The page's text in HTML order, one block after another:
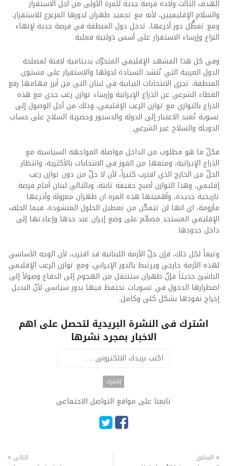
الهدف الثالث ولادة فرصة جدية للمرة الأولى من أجل الاستقرار
والسلام الإقليميين، لأنه مع تجميد طهران لدورها المزعزع للاستقرار،
ومع تعطُّل دور أذرعها، تدخل دول المنطقة في فرصة جدية لإنهاء
النزاع وإرساء الاستقرار على أسس دَولتية فعلية.
وفي كل هذا المشهد الإقليمي المتحرِّك بدينامية لافتة لمصلحة
الدول العربية التي تُنشد السيادة لدولها والاستقرار على مستوى
المنطقة، تجري الانتخابات النيابية في لبنان التي من أبرز مهامها رفع
الغطاء الشرعي عن الذراع الإيرانية وإرساء توازن رعب جدي مع هذه
الذراع بالتوازي مع توازن الرعب الإقليمي، وذلك من أجل الوصول إلى
تسوية تُعيد الاعتبار إلى الدولة والدستور وحصرية السلاح على حساب
الدويلة والسلاح غير الشرعي.
فجُلّ ما هو مطلوب من الداخل مواصلة المواجهة السياسية مع
الذراع الإيرانية، ومنعها من الفوز في الانتخابات بالأكثرية، وانتظار
الحلّ من الخارج الذي اقترب كثيراً، لأن لا حلّ من دون توازن رعب
إقليمي، وهذا التوازن أصبح حقيقة ثابتة، وبالتالي لبنان أمام فرصة
تاريخية جديدة، وأهميتها هذه المرة ان طهران معزولة وأذرعها
مأزومة، اي انها لن تتمكّن من تعطيل الحلول المنشودة، فيما الحلف
الإقليمي المستجد مصمِّم على وضع إيران عند حدها وإعادتها إلى
داخل حدودها.
وتبعاً لكل ذلك، فإن حلّ الأزمة اللبنانية قد اقترب، لأن الوجه الأساسي
لهذه الأزمة خارجي ويرتبط بالدور الإيراني، ومع توازن الرعب الإقليمي
الناشئ حديثاً فإنّ طهران ستنتقل من الهجوم إلى الدفاع وصولاً إلى
اضطرارها الدخول في تسويات تحتفظ فيها بدور سياسي لأنّ البديل
إخراج نفوذها بشكل كلي وكامل.
اشترك فى النشرة البريدية لتحصل على اهم
الاخبار بمجرد نشرها
تابعنا على مواقع التواصل الاجتماعى
السابق التالى